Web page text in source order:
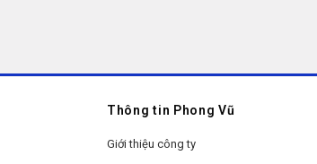
Thông tin Phong Vũ
Giới thiệu công ty